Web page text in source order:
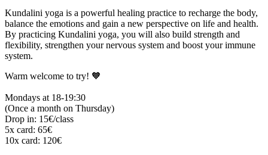
Kundalini yoga is a powerful healing practice to recharge the body,
balance the emotions and gain a new perspective on life and health.
By practicing Kundalini yoga, you will also build strength and
flexibility, strengthen your nervous system and boost your immune
system.
Warm welcome to try! 🧡
Mondays at 18-19:30
(Once a month on Thursday)
Drop in: 15€/class
5x card: 65€
10x card: 120€